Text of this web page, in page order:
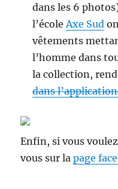
dans les 6
l’école Axe Sud
vêtements
l’homme dans
la collection,
dans
Enfin, si vous
vous sur lapage